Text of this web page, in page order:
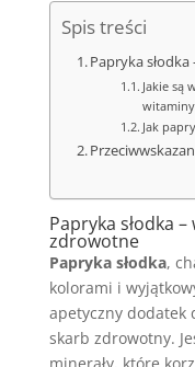
Spis treści
Papryka
Jakie są
Jak
Papryka słodka
zdrowotne
Papryka słodka,
kolorami i
apetyczny dodatek
skarb zdrowotny.